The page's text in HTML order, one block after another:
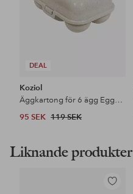
DEAL
Koziol
Äggkartong för 6 ägg Eggs To Go
95 SEK 119 SEK
Liknande produkter
Lägg